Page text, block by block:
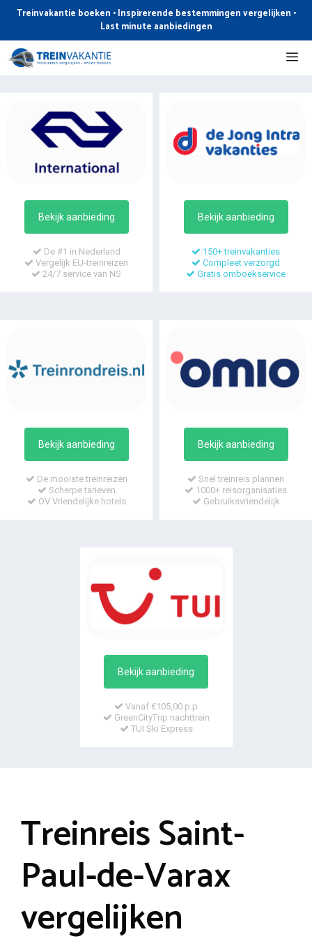
de
inhoud
Treinvakantie boeken • Inspirerende bestemmingen vergelijken •
Last minute aanbiedingen
Bekijk aanbieding
De #1 in Nederland
Vergelijk EU-treinreizen
24/7 service van NS
Bekijk aanbieding
150+ treinvakanties
Compleet verzorgd
Gratis omboekservice
Bekijk aanbieding
De mooiste treinreizen
Scherpe tarieven
OV Vriendelijke hotels
Bekijk aanbieding
Snel treinreis plannen
1000+ reisorganisaties
Gebruiksvriendelijk
Bekijk aanbieding
Vanaf €105,00 p.p
GreenCityTrip nachttrein
TUI Ski Express
Treinreis Saint-
Paul-de-Varax
vergelijken